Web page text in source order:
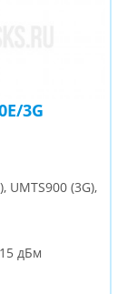
3G
UMTS900 (3G),
дБм